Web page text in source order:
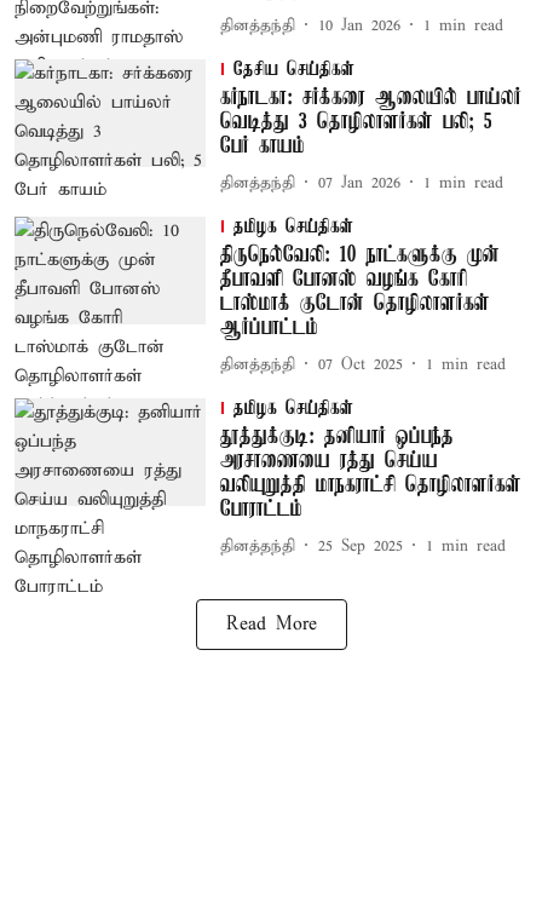
தினத்தந்தி 10 Jan 2026 1 min read
தேசிய செய்திகள்
கர்நாடகா: சர்க்கரை ஆலையில் பாய்லர்
வெடித்து 3 தொழிலாளர்கள் பலி; 5
பேர் காயம்
தினத்தந்தி 07 Jan 2026 1 min read
தமிழக செய்திகள்
திருநெல்வேலி: 10 நாட்களுக்கு முன்
தீபாவளி போனஸ் வழங்க கோரி
டாஸ்மாக் குடோன் தொழிலாளர்கள்
ஆர்ப்பாட்டம்
தினத்தந்தி 07 Oct 2025 1 min read
தமிழக செய்திகள்
தூத்துக்குடி: தனியார் ஒப்பந்த
அரசாணையை ரத்து செய்ய
வலியுறுத்தி மாநகராட்சி தொழிலாளர்கள்
போராட்டம்
தினத்தந்தி 25 Sep 2025 1 min read
Read More